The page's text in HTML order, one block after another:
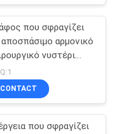
που σφραγίζει
αρμονικό
νυστέρι
CONTACT
που σφραγίζει